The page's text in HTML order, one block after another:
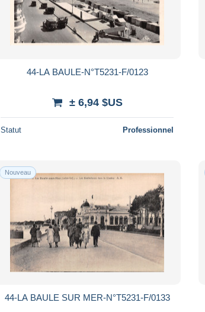
44-LA BAULE-N°T5231-F/0123
± 6,94 $US
Statut Professionnel
Nouveau
44-LA BAULE SUR MER-N°T5231-F/0133